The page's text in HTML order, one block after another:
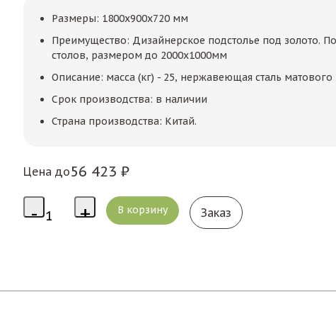
Размеры: 1800x900x720 мм
Преимущество: Дизайнерское подстолье под золото.
столов, размером до 2000х1000мм
Описание: масса (кг) - 25, нержавеющая сталь матового
Срок производства: в наличии
Страна производства: Китай.
Цена до56 423 ₽
Заказ